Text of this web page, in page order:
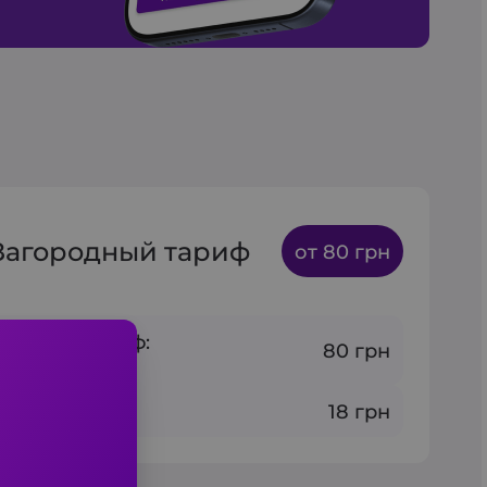
тариф от 80 грн
тариф: 80 грн
18 грн